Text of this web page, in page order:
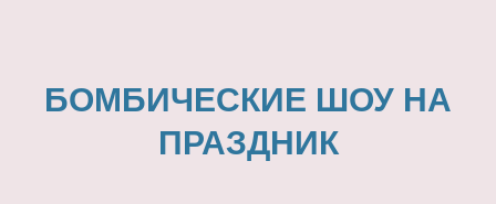
БОМБИЧЕСКИЕ ШОУ НА
ПРАЗДНИК